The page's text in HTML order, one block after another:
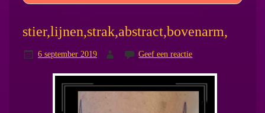
stier,lijnen,strak,abstract,bovenarm,
6 september 2019 Geef een reactie